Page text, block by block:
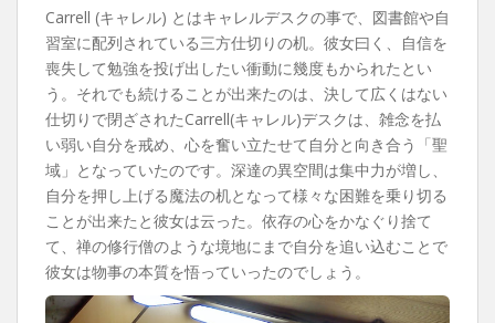
Carrell (キャレル) とはキャレルデスクの事で、図書館や自
習室に配列されている三方仕切りの机。彼女曰く、自信を
喪失して勉強を投げ出したい衝動に幾度もかられたとい
う。それでも続けることが出来たのは、決して広くはない
仕切りで閉ざされたCarrell(キャレル)デスクは、雑念を払
い弱い自分を戒め、心を奮い立たせて自分と向き合う「聖
域」となっていたのです。深達の異空間は集中力が増し、
自分を押し上げる魔法の机となって様々な困難を乗り切る
ことが出来たと彼女は云った。依存の心をかなぐり捨て
て、禅の修行僧のような境地にまで自分を追い込むことで
彼女は物事の本質を悟っていったのでしょう。